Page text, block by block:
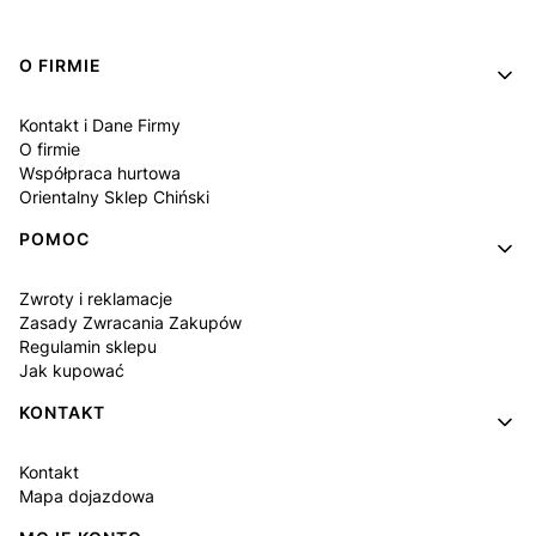
Linki w stopce
O FIRMIE
Kontakt i Dane Firmy
O firmie
Współpraca hurtowa
Orientalny Sklep Chiński
POMOC
Zwroty i reklamacje
Zasady Zwracania Zakupów
Regulamin sklepu
Jak kupować
KONTAKT
Kontakt
Mapa dojazdowa